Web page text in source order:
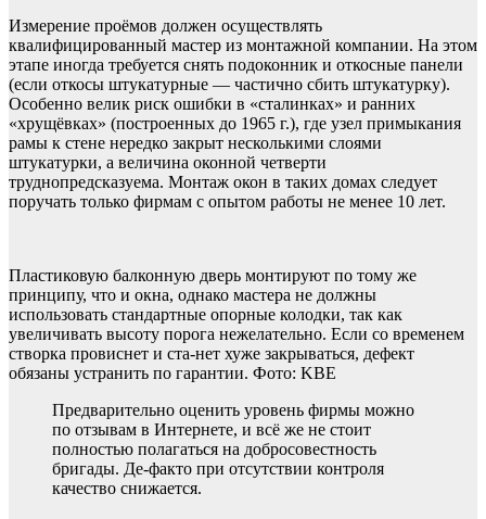
Измерение проёмов должен осуществлять
квалифицированный мастер из монтажной компании. На этом
этапе иногда требуется снять подоконник и откосные панели
(если откосы штукатурные — частично сбить штукатурку).
Особенно велик риск ошибки в «сталинках» и ранних
«хрущёвках» (построенных до 1965 г.), где узел примыкания
рамы к стене нередко закрыт несколькими слоями
штукатурки, а величина оконной четверти
труднопредсказуема. Монтаж окон в таких домах следует
поручать только фирмам с опытом работы не менее 10 лет.
Пластиковую балконную дверь монтируют по тому же
принципу, что и окна, однако мастера не должны
использовать стандартные опорные колодки, так как
увеличивать высоту порога нежелательно. Если со временем
створка провиснет и ста-нет хуже закрываться, дефект
обязаны устранить по гарантии. Фото: KBE
Предварительно оценить уровень фирмы можно
по отзывам в Интернете, и всё же не стоит
полностью полагаться на добросовестность
бригады. Де-факто при отсутствии контроля
качество снижается.